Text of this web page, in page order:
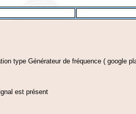
type Générateur de fréquence ( google
est présent